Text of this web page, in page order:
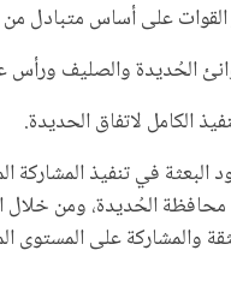
على أساس متبادل
الحُديدة والصليف ورأس
الكامل لاتفاق الحديدة.
الحُديدة، ومن خلال
والمشاركة على المستوى